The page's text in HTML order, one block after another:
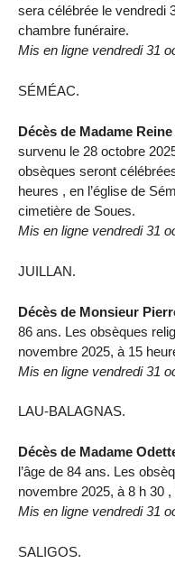
sera célébrée le vendredi
chambre funéraire.
Mis en ligne vendredi 31
SÉMÉAC.
Décès de Madame
survenu le 28 octobre
obsèques seront
heures , en l’église de
cimetière de Soues.
Mis en ligne vendredi 31
JUILLAN.
Décès de Monsieur
86 ans. Les obsèques
novembre 2025, à 15
Mis en ligne vendredi 31
LAU-BALAGNAS.
Décès de Madame
l’âge de 84 ans. Les
novembre 2025, à 8 h 30
Mis en ligne vendredi 31
SALIGOS.